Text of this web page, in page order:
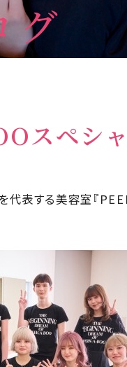
グ
スペシ
代表する美容室『